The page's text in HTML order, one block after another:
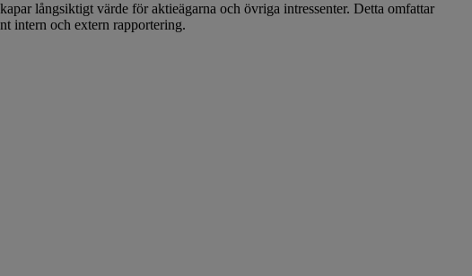
långsiktigt värde för aktieägarna och övriga intressenter. Detta omfattar
intern och extern rapportering.